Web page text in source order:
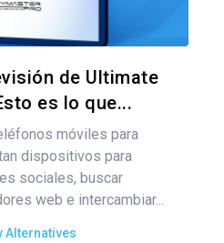
de Ultimate
es lo que...
móviles para
dispositivos para
sociales, buscar
web e intercambiar...
Alternatives